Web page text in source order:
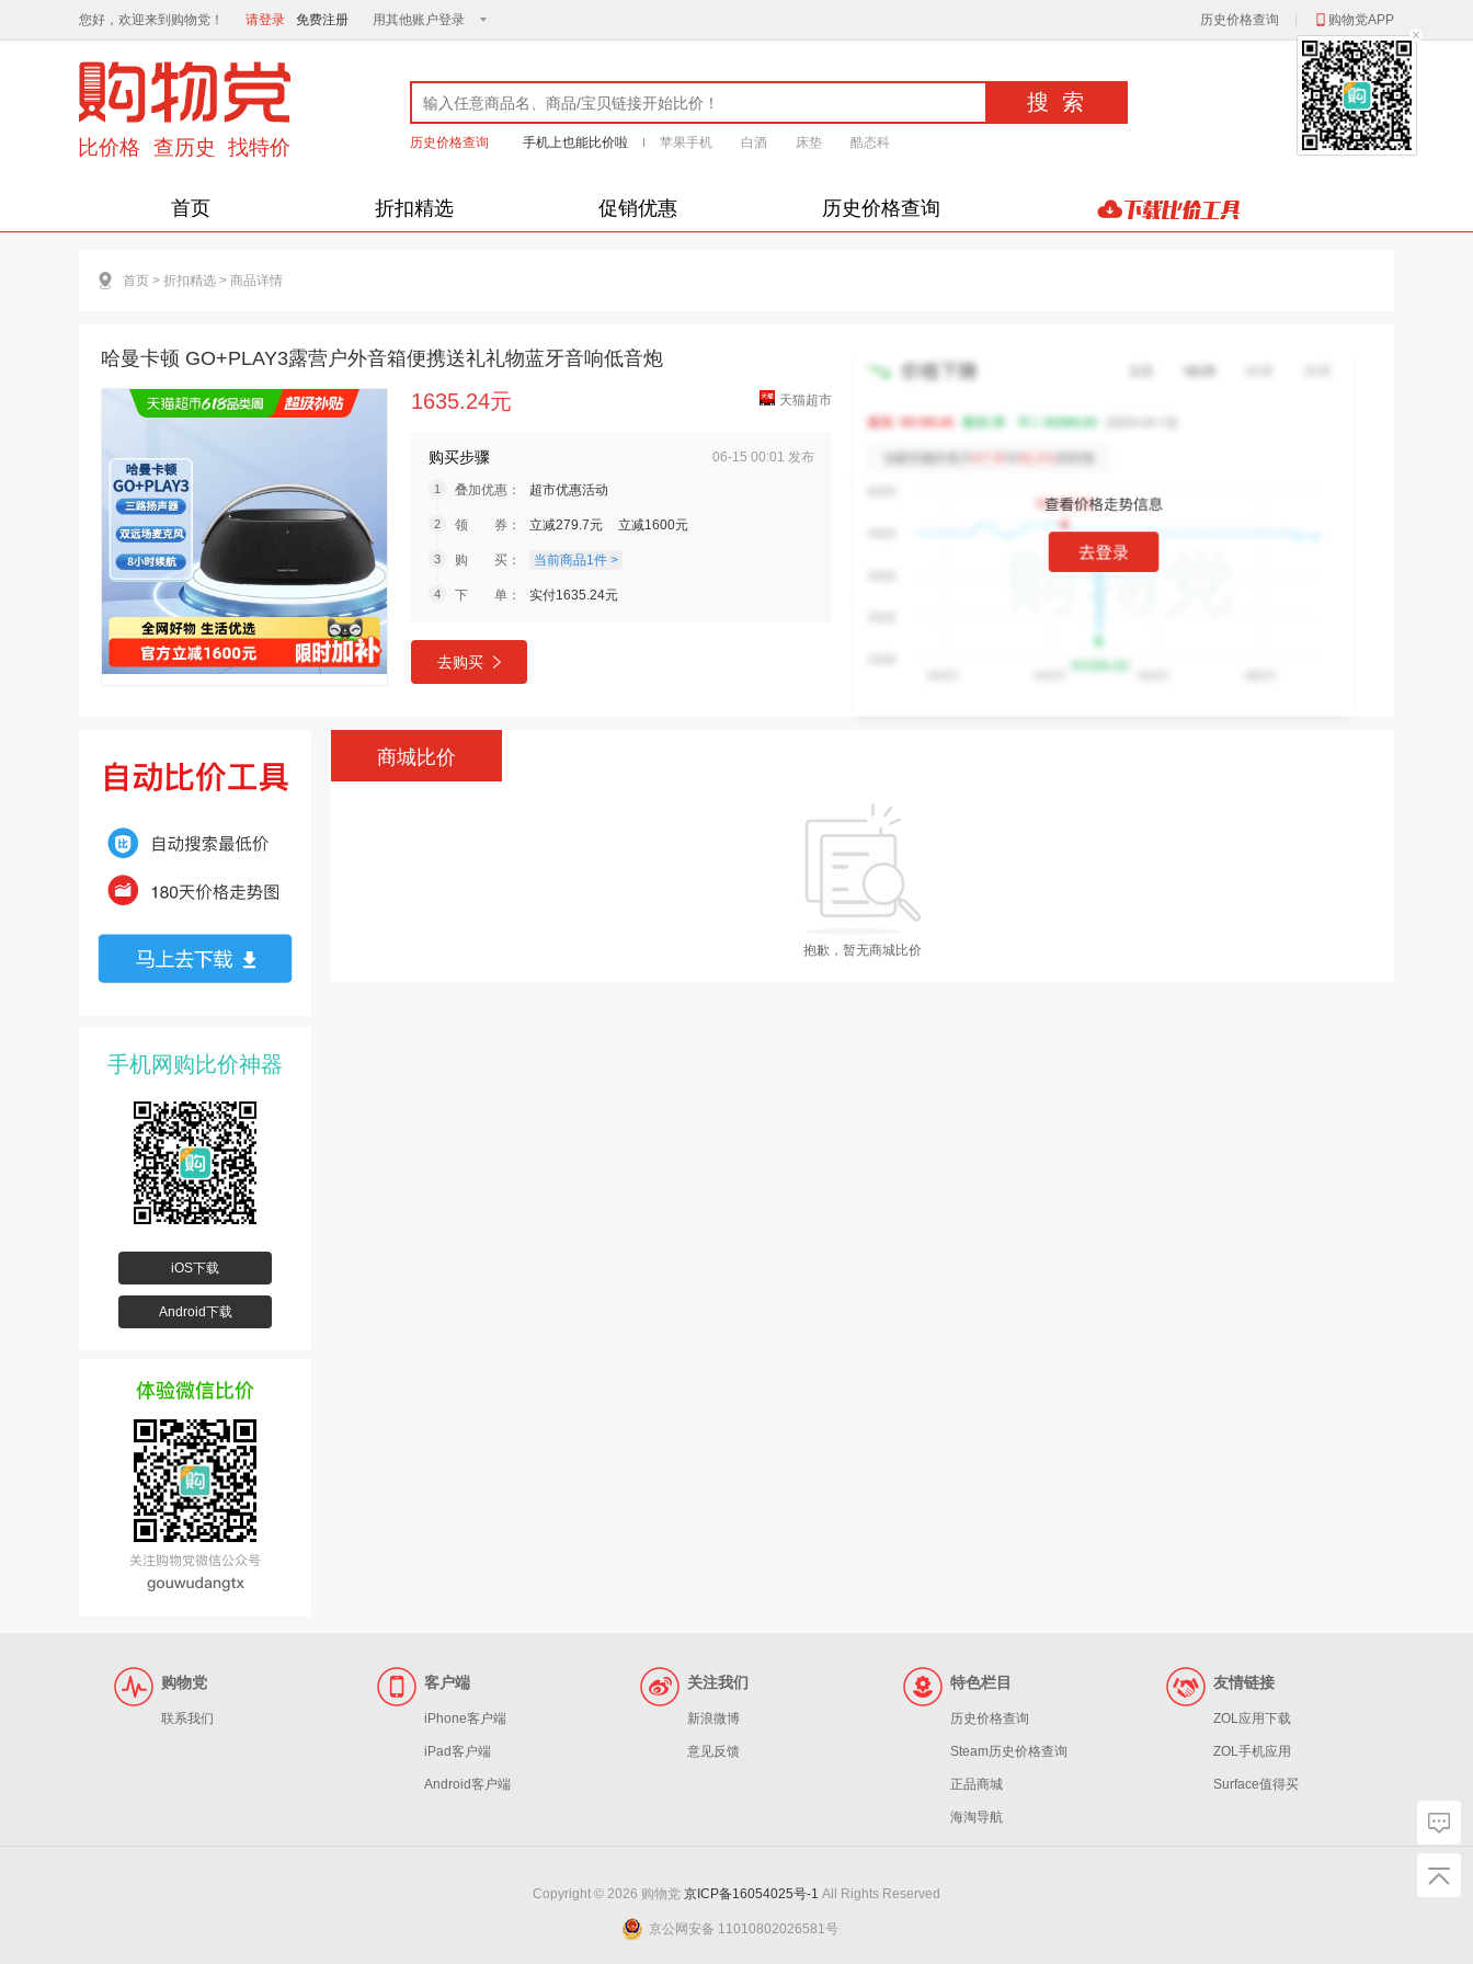
您好，欢迎来到购物党！ 请登录 免费注册 用其他账户登录 历史价格查询 购物党APP
历史价格查询 手机上也能比价啦 苹果手机 白酒 床垫 酷态科
首页 折扣精选 促销优惠 历史价格查询
首页 > 折扣精选 > 商品详情
哈曼卡顿 GO+PLAY3露营户外音箱便携送礼礼物蓝牙音响低音炮
1635.24元 天猫超市
购买步骤 06-15 00:01 发布
叠加优惠： 超市优惠活动
领 券： 立减279.7元 立减1600元
购 买： 当前商品1件 >
下 单： 实付1635.24元
去购买
手机网购比价神器
iOS下载
Android下载
商城比价
抱歉，暂无商城比价
购物党
联系我们
客户端
iPhone客户端
iPad客户端
Android客户端
关注我们
新浪微博
意见反馈
特色栏目
历史价格查询
Steam历史价格查询
正品商城
海淘导航
友情链接
ZOL应用下载
ZOL手机应用
Surface值得买
Copyright © 2026 购物党 京ICP备16054025号-1 All Rights Reserved
京公网安备 11010802026581号